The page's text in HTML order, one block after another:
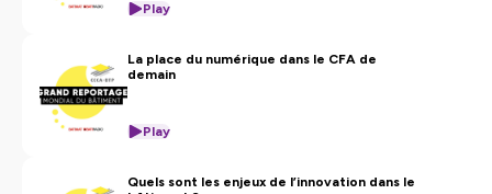
Play
La place du numérique dans le CFA de
demain
Play
Quels sont les enjeux de l’innovation dans le